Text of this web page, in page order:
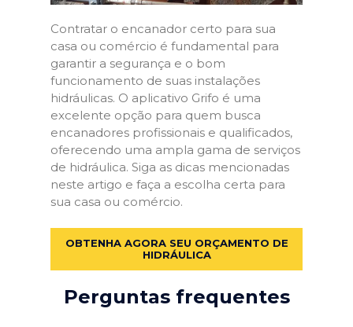
Contratar o encanador certo para sua
casa ou comércio é fundamental para
garantir a segurança e o bom
funcionamento de suas instalações
hidráulicas. O aplicativo Grifo é uma
excelente opção para quem busca
encanadores profissionais e qualificados,
oferecendo uma ampla gama de serviços
de hidráulica. Siga as dicas mencionadas
neste artigo e faça a escolha certa para
sua casa ou comércio.
OBTENHA AGORA SEU ORÇAMENTO DE
HIDRÁULICA
Perguntas frequentes